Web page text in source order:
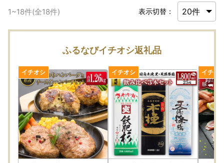
1~18件(全18件) 表示切替：
ふるなびイチオシ返礼品